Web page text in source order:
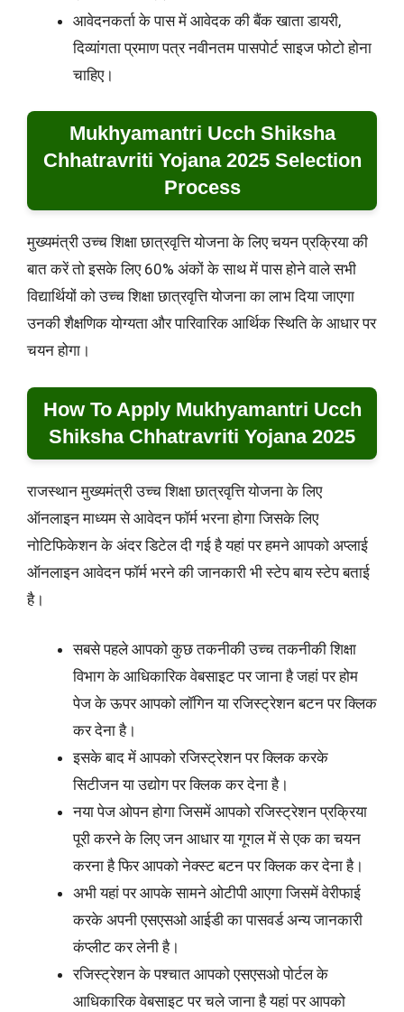
आवेदनकर्ता के पास में आवेदक की बैंक खाता डायरी,
दिव्यांगता प्रमाण पत्र नवीनतम पासपोर्ट साइज फोटो होना
चाहिए।
Mukhyamantri Ucch Shiksha
Chhatravriti Yojana 2025 Selection
Process
मुख्यमंत्री उच्च शिक्षा छात्रवृत्ति योजना के लिए चयन प्रक्रिया की
बात करें तो इसके लिए 60% अंकों के साथ में पास होने वाले सभी
विद्यार्थियों को उच्च शिक्षा छात्रवृत्ति योजना का लाभ दिया जाएगा
उनकी शैक्षणिक योग्यता और पारिवारिक आर्थिक स्थिति के आधार पर
चयन होगा।
How To Apply Mukhyamantri Ucch
Shiksha Chhatravriti Yojana 2025
राजस्थान मुख्यमंत्री उच्च शिक्षा छात्रवृत्ति योजना के लिए
ऑनलाइन माध्यम से आवेदन फॉर्म भरना होगा जिसके लिए
नोटिफिकेशन के अंदर डिटेल दी गई है यहां पर हमने आपको अप्लाई
ऑनलाइन आवेदन फॉर्म भरने की जानकारी भी स्टेप बाय स्टेप बताई
है।
सबसे पहले आपको कुछ तकनीकी उच्च तकनीकी शिक्षा
विभाग के आधिकारिक वेबसाइट पर जाना है जहां पर होम
पेज के ऊपर आपको लॉगिन या रजिस्ट्रेशन बटन पर क्लिक
कर देना है।
इसके बाद में आपको रजिस्ट्रेशन पर क्लिक करके
सिटीजन या उद्योग पर क्लिक कर देना है।
नया पेज ओपन होगा जिसमें आपको रजिस्ट्रेशन प्रक्रिया
पूरी करने के लिए जन आधार या गूगल में से एक का चयन
करना है फिर आपको नेक्स्ट बटन पर क्लिक कर देना है।
अभी यहां पर आपके सामने ओटीपी आएगा जिसमें वेरीफाई
करके अपनी एसएसओ आईडी का पासवर्ड अन्य जानकारी
कंप्लीट कर लेनी है।
रजिस्ट्रेशन के पश्चात आपको एसएसओ पोर्टल के
आधिकारिक वेबसाइट पर चले जाना है यहां पर आपको